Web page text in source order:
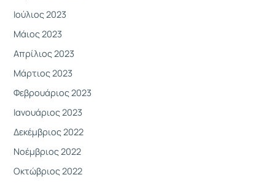
Ιούλιος 2023
Μάιος 2023
Απρίλιος 2023
Μάρτιος 2023
Φεβρουάριος 2023
Ιανουάριος 2023
Δεκέμβριος 2022
Νοέμβριος 2022
Οκτώβριος 2022